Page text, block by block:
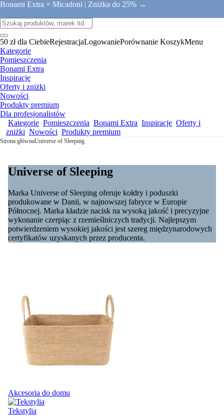
Bonami Extra × Micadoni | Zniżka do 25% →
50 zł dla CiebieRejestracjaLogowaniePorównanie KoszykMenu
Kategorie
Pomieszczenia
Bonami Extra
Inspiracje
Oferty i zniżki
Nowości
Produkty premium
Dla profesjonalistów
Kategorie Pomieszczenia Bonami Extra Inspiracje Oferty i
zniżki Nowości Produkty premium
Strona głównaUniverse of Sleeping
Universe of Sleeping
Marka Universe of Sleeping oferuje kołdry i poduszki
produkowane w Danii, w najnowszej fabryce w Europie
Północnej. Marka kładzie nacisk na wysoką jakość i precyzyjne
wykonanie czerpiąc z rzemieślniczych tradycji. Najlepszym
potwierdzeniem wysokiej jakości jest szereg międzynarodowych
certyfikatów uzyskanych przez producenta.
Akcesoria do domu
Tekstylia